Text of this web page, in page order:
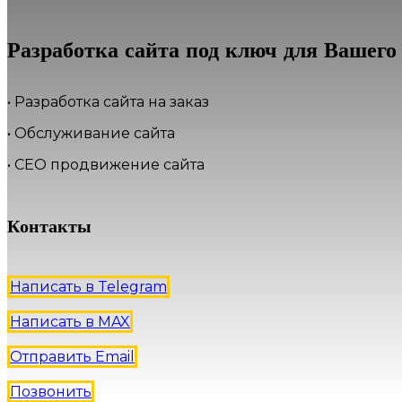
Разработка сайта под ключ для Вашего
• Разработка сайта на заказ
• Обслуживание сайта
• СЕО продвижение сайта
Контакты
Написать в Telegram
Написать в MAX
Отправить Email
Позвонить